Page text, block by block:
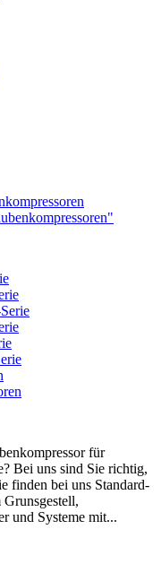
für
Bei uns sind Sie richtig,
finden bei uns Standard-
Grunsgestell,
und Systeme mit...